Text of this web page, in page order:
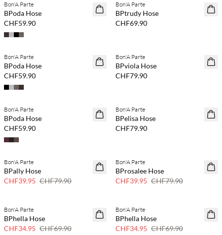
NEUHEITEN
Bon'A Parte
BPoda Hose
CHF59.90
NEUHEITEN
Bon'A Parte
BPtrudy Hose
CHF69.90
NEUHEITEN
Bon'A Parte
BPoda Hose
CHF59.90
NEUHEITEN
Bon'A Parte
BPviola Hose
CHF79.90
NEUHEITEN
Bon'A Parte
BPoda Hose
CHF59.90
NEUHEITEN
Bon'A Parte
BPelisa Hose
CHF79.90
SAVE20
50 % Rabatt
Bon'A Parte
BPally Hose
CHF39.95 CHF79.90
SAVE20
Bon'A Parte
BProsalee Hose
CHF39.95 CHF79.90
SAVE20
Bon'A Parte
BPhella Hose
CHF34.95 CHF69.90
SAVE20
Bon'A Parte
BPhella Hose
CHF34.95 CHF69.90